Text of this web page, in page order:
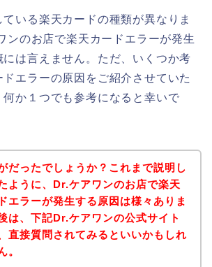
ている楽天カードの種類が異なりま
ンのお店で楽天カードエラーが発生
は言えません。ただ、いくつか考
ドエラーの原因をご紹介させていた
何か１つでも参考になると幸いで
だったでしょうか？これまで説明し
ように、Dr.ケアワンのお店で楽天
エラーが発生する原因は様々ありま
は、下記Dr.ケアワンの公式サイト
直接質問されてみるといいかもしれ
。